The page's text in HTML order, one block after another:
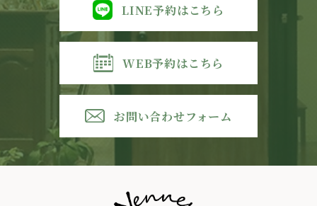
LINE予約はこちら
WEB予約はこちら
お問い合わせフォーム